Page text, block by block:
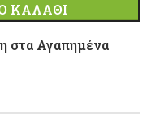
ΚΑΛΆΘΙ
στα Αγαπημένα